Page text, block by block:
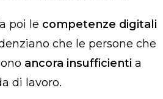
poi le competenze digitali
che le persone che
ancora insufficienti a
di lavoro.